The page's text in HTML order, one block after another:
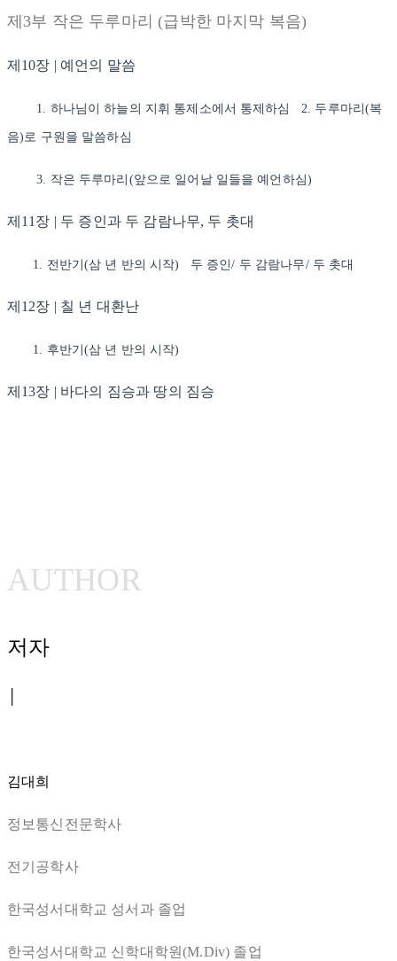
제3부 작은 두루마리 (급박한 마지막 복음)
제10장 | 예언의 말씀
1. 하나님이 하늘의 지휘 통제소에서 통제하심 2. 두루마리(복
음)로 구원을 말씀하심
3. 작은 두루마리(앞으로 일어날 일들을 예언하심)
제11장 | 두 증인과 두 감람나무, 두 촛대
1. 전반기(삼 년 반의 시작) 두 증인/ 두 감람나무/ 두 촛대
제12장 | 칠 년 대환난
1. 후반기(삼 년 반의 시작)
제13장 | 바다의 짐승과 땅의 짐승
AUTHOR
저자
김대희
정보통신전문학사
전기공학사
한국성서대학교 성서과 졸업
한국성서대학교 신학대학원(M.Div) 졸업